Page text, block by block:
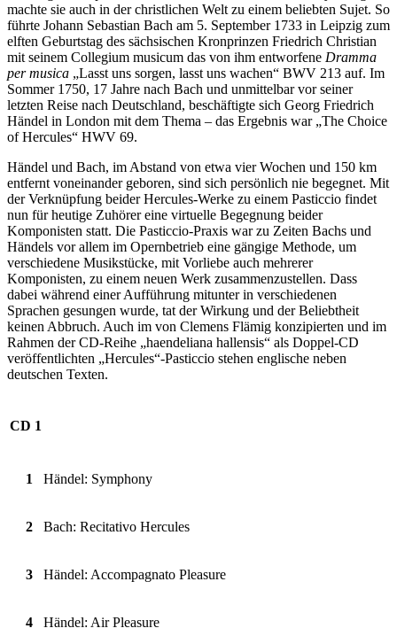
machte sie auch in der christlichen Welt zu einem beliebten Sujet. So
führte Johann Sebastian Bach am 5. September 1733 in Leipzig zum
elften Geburtstag des sächsischen Kronprinzen Friedrich Christian
mit seinem Collegium musicum das von ihm entworfene Dramma
per musica „Lasst uns sorgen, lasst uns wachen“ BWV 213 auf. Im
Sommer 1750, 17 Jahre nach Bach und unmittelbar vor seiner
letzten Reise nach Deutschland, beschäftigte sich Georg Friedrich
Händel in London mit dem Thema – das Ergebnis war „The Choice
of Hercules“ HWV 69.
Händel und Bach, im Abstand von etwa vier Wochen und 150 km
entfernt voneinander geboren, sind sich persönlich nie begegnet. Mit
der Verknüpfung beider Hercules-Werke zu einem Pasticcio findet
nun für heutige Zuhörer eine virtuelle Begegnung beider
Komponisten statt. Die Pasticcio-Praxis war zu Zeiten Bachs und
Händels vor allem im Opernbetrieb eine gängige Methode, um
verschiedene Musikstücke, mit Vorliebe auch mehrerer
Komponisten, zu einem neuen Werk zusammenzustellen. Dass
dabei während einer Aufführung mitunter in verschiedenen
Sprachen gesungen wurde, tat der Wirkung und der Beliebtheit
keinen Abbruch. Auch im von Clemens Flämig konzipierten und im
Rahmen der CD-Reihe „haendeliana hallensis“ als Doppel-CD
veröffentlichten „Hercules“-Pasticcio stehen englische neben
deutschen Texten.
CD 1
1 Händel: Symphony
2 Bach: Recitativo Hercules
3 Händel: Accompagnato Pleasure
4 Händel: Air Pleasure